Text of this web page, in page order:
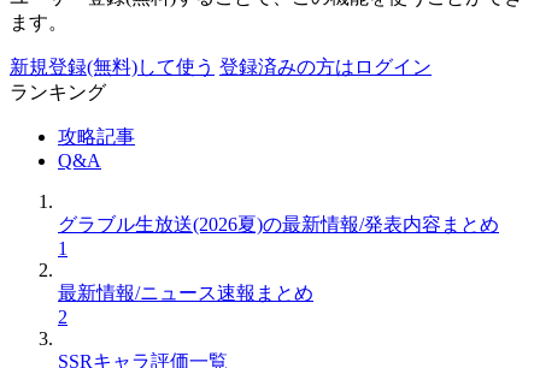
ます。
新規登録(無料)して使う 登録済みの方はログイン
ランキング
攻略記事
Q&A
グラブル生放送(2026夏)の最新情報/発表内容まとめ
1
最新情報/ニュース速報まとめ
2
SSRキャラ評価一覧